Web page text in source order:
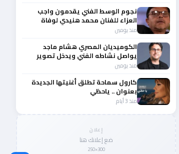
نجوم الوسط الفني يقدمون واجب
العزاء للفنان محمد هنيدي لوفاة
شقيقه الأكبر
منذ يومين
الكوميديان المصري هشام ماجد
يواصل نشاطه الفني ويدخل تصوير
عامل ميت
منذ يومين
كارول سماحة تطلق أغنيتها الجديدة
بعنوان .. ياحظي
منذ 3 أيام
إعلان
ضع إعلانك هنا
300×250